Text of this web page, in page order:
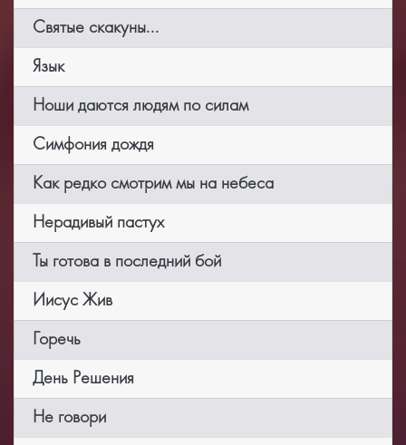
Святые скакуны...
Язык
Ноши даются людям по силам
Симфония дождя
Как редко смотрим мы на небеса
Нерадивый пастух
Ты готова в последний бой
Иисус Жив
Горечь
День Решения
Не говори